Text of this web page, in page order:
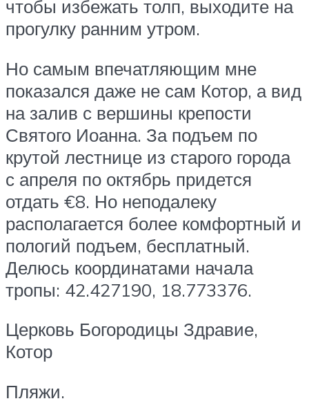
чтобы избежать толп, выходите на
прогулку ранним утром.
Но самым впечатляющим мне
показался даже не сам Котор, а вид
на залив с вершины крепости
Святого Иоанна. За подъем по
крутой лестнице из старого города
с апреля по октябрь придется
отдать €8. Но неподалеку
располагается более комфортный и
пологий подъем, бесплатный.
Делюсь координатами начала
тропы: 42.427190, 18.773376.
Церковь Богородицы Здравие,
Котор
Пляжи.